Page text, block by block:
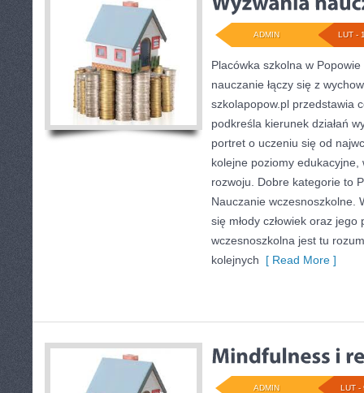
LUT -
ADMIN
Placówka szkolna w
nauczanie łączy się z
szkolapopow.pl przedstawia
podkreśla kierunek działań
portret o uczeniu się od
kolejne poziomy
rozwoju. Dobre kategorie to
Nauczanie wczesnoszkolne.
się młody człowiek oraz
wczesnoszkolna jest tu
kolejnych [ Read More ]
LUT -
ADMIN